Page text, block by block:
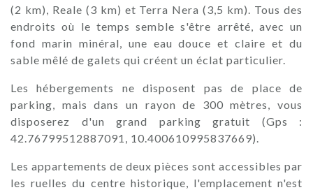
(2 km), Reale (3 km) et Terra Nera (3,5 km). Tous des
endroits où le temps semble s'être arrêté, avec un
fond marin minéral, une eau douce et claire et du
sable mêlé de galets qui créent un éclat particulier.
Les hébergements ne disposent pas de place de
parking, mais dans un rayon de 300 mètres, vous
disposerez d'un grand parking gratuit (Gps :
42.76799512887091, 10.400610995837669).
Les appartements de deux pièces sont accessibles par
les ruelles du centre historique, l'emplacement n'est